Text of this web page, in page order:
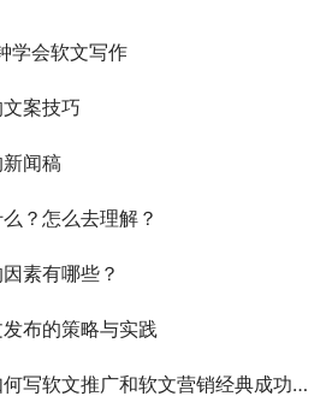
学会软文写作
案技巧
闻稿
？怎么去理解？
素有哪些？
布的策略与实践
软文推广和软文营销经典成功案例